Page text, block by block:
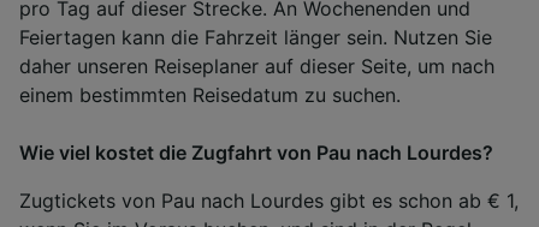
pro Tag auf dieser Strecke. An Wochenenden und
Feiertagen kann die Fahrzeit länger sein. Nutzen Sie
daher unseren Reiseplaner auf dieser Seite, um nach
einem bestimmten Reisedatum zu suchen.
Wie viel kostet die Zugfahrt von Pau nach Lourdes?
Zugtickets von Pau nach Lourdes gibt es schon ab € 1,